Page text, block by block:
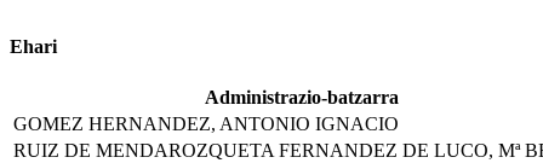
Ehari
Administrazio-batzarra
GOMEZ HERNANDEZ, ANTONIO IGNACIO
RUIZ DE MENDAROZQUETA FERNANDEZ DE LUCO, Mª